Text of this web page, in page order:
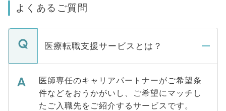
よくあるご質問
医療転職支援サービスとは？
医師専任のキャリアパートナーがご希望条
件などをおうかがいし、ご希望にマッチし
たご入職先をご紹介するサービスです。